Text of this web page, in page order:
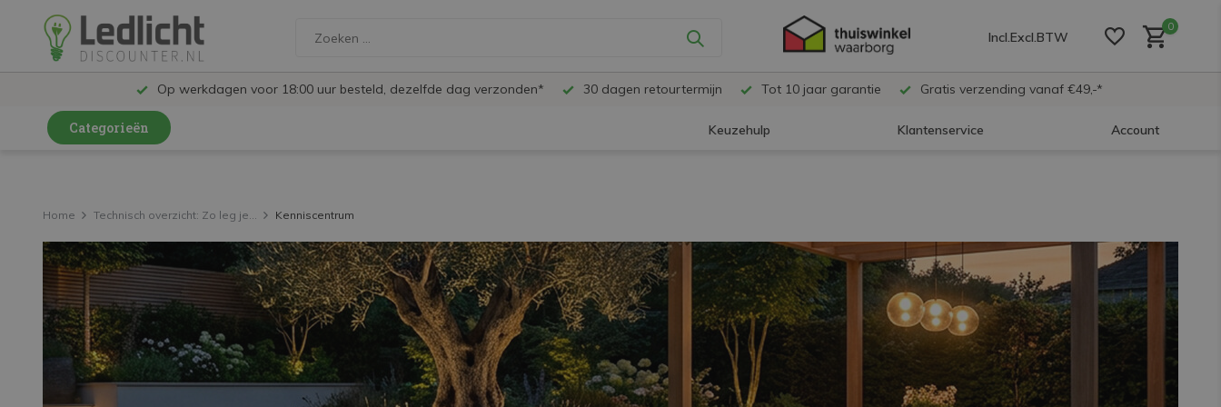
Incl.Excl.BTW
0
Op werkdagen voor 18:00 uur besteld, dezelfde dag verzonden* 30 dagen retourtermijn Tot 10 jaar garantie Gratis verzending vanaf €49,-*
Categorieën Keuzehulp Klantenservice Account
Account aanmaken
LED Railspots
LED Panelen
LED TL
LED Plafondlampen en Wandlampen
LED Schijnwerpers
LED High Bay lampen
Home Technisch overzicht: Zo leg je... Kenniscentrum